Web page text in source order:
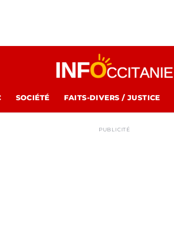
SOCIÉTÉ FAITS-DIVERS / JUSTICE
PUBLICITÉ